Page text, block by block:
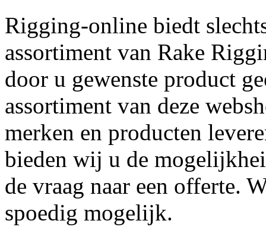
Rigging-online biedt
assortiment van Rake
door u gewenste product
assortiment van deze
merken en producten
bieden wij u de
de vraag naar een offerte.
spoedig mogelijk.